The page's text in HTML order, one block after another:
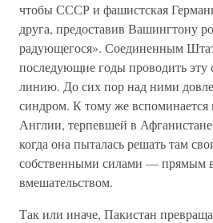
чтобы СССР и фашистская
друга, предоставив Вашингтону
радующегося». Соединенным
последующие годы проводить эту
линию. До сих пор над ними
синдром. К тому же
Англии, терпевшей в
когда она пыталась решать там
собственными силами — прямым
вмешательством.
Так или иначе, Пакистан